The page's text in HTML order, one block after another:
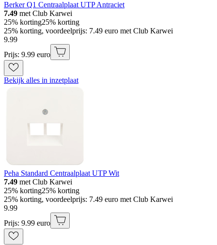
Berker Q1 Centraalplaat UTP Antraciet
7.49 met Club Karwei
25% korting25% korting
25% korting, voordeelprijs: 7.49 euro met Club Karwei
9.99
Prijs: 9.99 euro
Bekijk alles in inzetplaat
Peha Standard Centraalplaat UTP Wit
7.49 met Club Karwei
25% korting25% korting
25% korting, voordeelprijs: 7.49 euro met Club Karwei
9.99
Prijs: 9.99 euro